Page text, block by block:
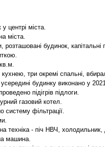
центрі міста.
міста.
розташовані будинок,
кухнею, три окремі спальні,
будинку виконано у
підігрів підлоги.
газовий котел.
систему фільтрації.
техніка - піч НВЧ,
машина.